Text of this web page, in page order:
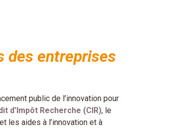
des entreprises
public de l’innovation pour
d’Impôt Recherche (CIR), le
les aides à l’innovation et à